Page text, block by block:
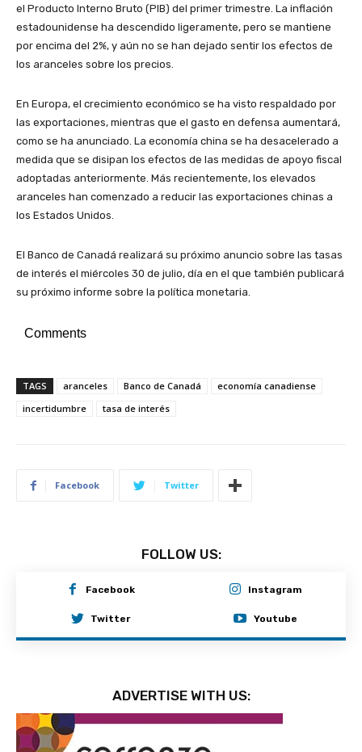
el Producto Interno Bruto (PIB) del primer trimestre. La inflación
estadounidense ha descendido ligeramente, pero se mantiene
por encima del 2%, y aún no se han dejado sentir los efectos de
los aranceles sobre los precios.
En Europa, el crecimiento económico se ha visto respaldado por
las exportaciones, mientras que el gasto en defensa aumentará,
como se ha anunciado. La economía china se ha desacelerado a
medida que se disipan los efectos de las medidas de apoyo fiscal
adoptadas anteriormente. Más recientemente, los elevados
aranceles han comenzado a reducir las exportaciones chinas a
los Estados Unidos.
El Banco de Canadá realizará su próximo anuncio sobre las tasas
de interés el miércoles 30 de julio, día en el que también publicará
su próximo informe sobre la política monetaria.
Comments
TAGS aranceles Banco de Canadá
economía canadiense
incertidumbre
tasa de interés
Facebook Twitter
FOLLOW US:
Facebook Instagram
Twitter Youtube
ADVERTISE WITH US: